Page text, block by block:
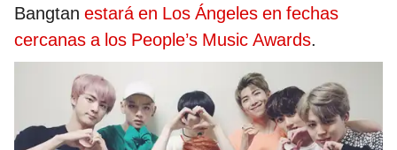
Bangtan estará en Los Ángeles en fechas
cercanas a los People’s Music Awards.